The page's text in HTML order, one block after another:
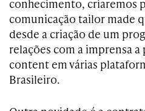
conhecimento, criaremos
comunicação tailor made
desde a criação de um
relações com a imprensa
content em várias
Brasileiro.